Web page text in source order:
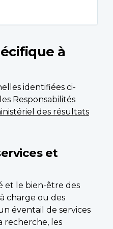
à
identifiées ci-
Responsabilités
des résultats
et
et le bien-être des
charge ou des
éventail de services
recherche, les